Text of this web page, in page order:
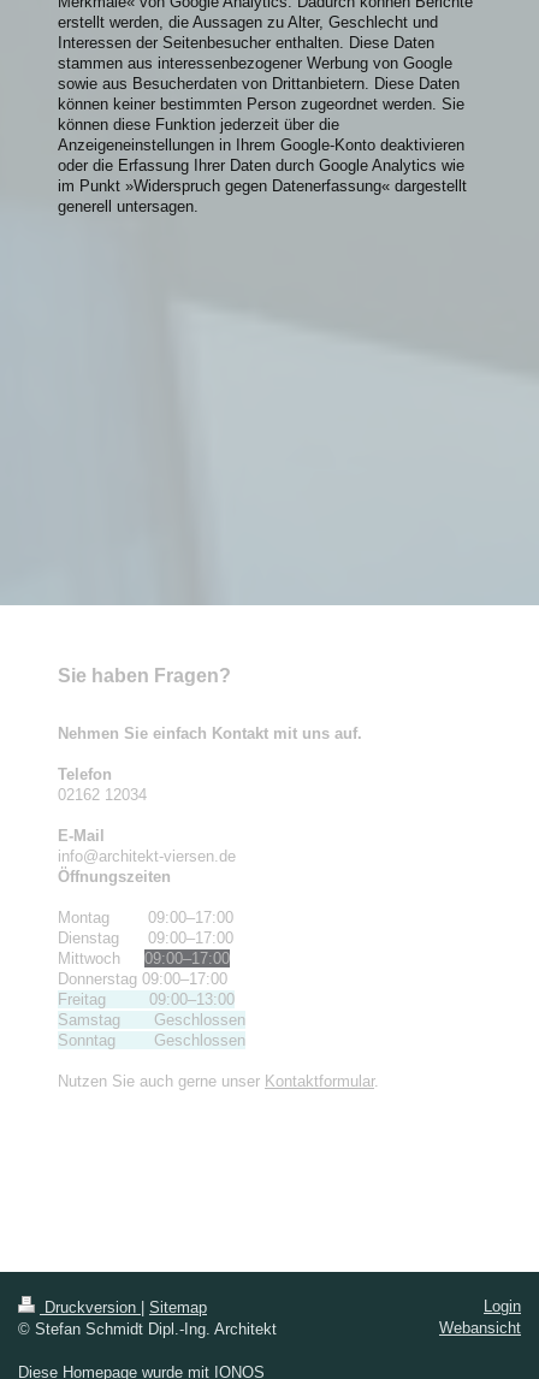
erstellt werden, die Aussagen zu Alter, Geschlecht und
Interessen der Seitenbesucher enthalten. Diese Daten
stammen aus interessenbezogener Werbung von Google
sowie aus Besucherdaten von Drittanbietern. Diese Daten
können keiner bestimmten Person zugeordnet werden. Sie
können diese Funktion jederzeit über die
Anzeigeneinstellungen in Ihrem Google-Konto deaktivieren
oder die Erfassung Ihrer Daten durch Google Analytics wie
im Punkt »Widerspruch gegen Datenerfassung« dargestellt
generell untersagen.
Sie haben Fragen?
Nehmen Sie einfach Kontakt mit uns auf.
Telefon
02162 12034
E-Mail
info@architekt-viersen.de
Öffnungszeiten
Montag 09:00–17:00
Dienstag 09:00–17:00
Mittwoch 09:00–17:00
Donnerstag 09:00–17:00
Freitag 09:00–13:00
Samstag Geschlossen
Sonntag Geschlossen
Nutzen Sie auch gerne unser Kontaktformular.
Druckversion
Sitemap
© Stefan Schmidt Dipl.-Ing. Architekt
Diese Homepage wurde mit IONOS
Login
Webansicht